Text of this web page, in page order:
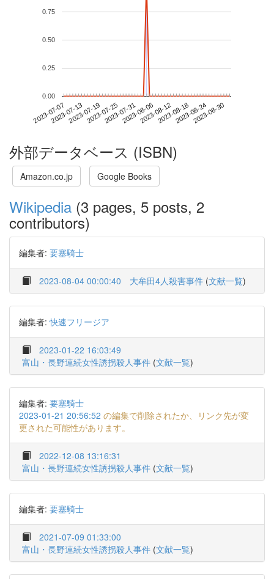
2023-07-072023-07-132023-07-192023-07-252023-07-312023-08-062023-08-122023-08-182023-08-242023-08-30
0.00
0.25
0.50
0.75
外部データベース (ISBN)
Amazon.co.jp Google Books
Wikipedia (3 pages, 5 posts, 2
contributors)
編集者: 要塞騎士
2023-08-04 00:00:40 大牟田4人殺害事件 (文献一覧)
編集者:快速フリージア
2023-01-22 16:03:49
富山・長野連続女性誘拐殺人事件 (文献一覧)
編集者: 要塞騎士
2023-01-21 20:56:52 の編集で削除されたか、リンク先が変
更された可能性があります。
2022-12-08 13:16:31
富山・長野連続女性誘拐殺人事件 (文献一覧)
編集者: 要塞騎士
2021-07-09 01:33:00
富山・長野連続女性誘拐殺人事件 (文献一覧)